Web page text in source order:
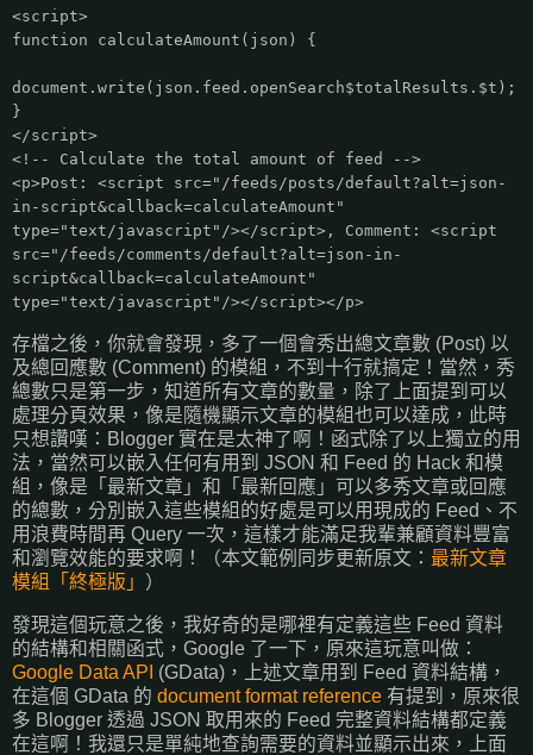
<script>
function calculateAmount(json) {
document.write(json.feed.openSearch$totalResults.$t);
}
</script>
<!-- Calculate the total amount of feed -->
<p>Post: <script src="/feeds/posts/default?alt=json-
in-script&callback=calculateAmount"
type="text/javascript"/></script>, Comment: <script
src="/feeds/comments/default?alt=json-in-
script&callback=calculateAmount"
type="text/javascript"/></script></p>
存檔之後，你就會發現，多了一個會秀出總文章數 (Post) 以
及總回應數 (Comment) 的模組，不到十行就搞定！當然，秀
總數只是第一步，知道所有文章的數量，除了上面提到可以
處理分頁效果，像是隨機顯示文章的模組也可以達成，此時
只想讚嘆：Blogger 實在是太神了啊！函式除了以上獨立的用
法，當然可以嵌入任何有用到 JSON 和 Feed 的 Hack 和模
組，像是「最新文章」和「最新回應」可以多秀文章或回應
的總數，分別嵌入這些模組的好處是可以用現成的 Feed、不
用浪費時間再 Query 一次，這樣才能滿足我輩兼顧資料豐富
和瀏覽效能的要求啊！（本文範例同步更新原文： 最新文章
模組「終極版」 ）
發現這個玩意之後，我好奇的是哪裡有定義這些 Feed 資料
的結構和相關函式，Google 了一下，原來這玩意叫做：
Google Data API (GData)，上述文章用到 Feed 資料結構，
在這個 GData 的 document format reference 有提到，原來很
多 Blogger 透過 JSON 取用來的 Feed 完整資料結構都定義
在這啊！我還只是單純地查詢需要的資料並顯示出來，上面